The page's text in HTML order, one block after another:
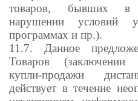
товаров, бывших в
нарушении условий
программах и пр.).
11.7. Данное
Товаров (заключении
купли-продажи
действует в течение